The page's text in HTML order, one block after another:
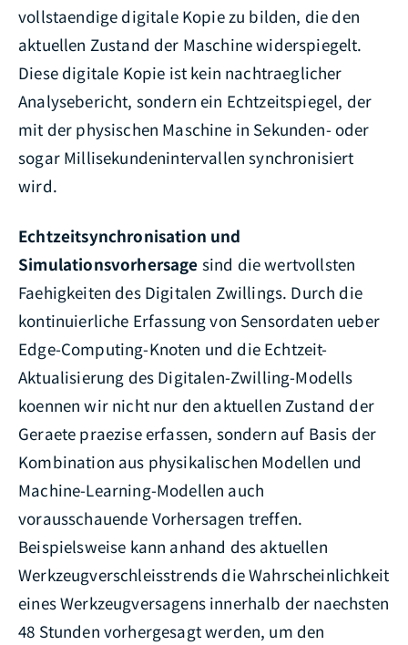
vollstaendige digitale Kopie zu bilden, die den
aktuellen Zustand der Maschine widerspiegelt.
Diese digitale Kopie ist kein nachtraeglicher
Analysebericht, sondern ein Echtzeitspiegel, der
mit der physischen Maschine in Sekunden- oder
sogar Millisekundenintervallen synchronisiert
wird.
Echtzeitsynchronisation und
Simulationsvorhersage sind die wertvollsten
Faehigkeiten des Digitalen Zwillings. Durch die
kontinuierliche Erfassung von Sensordaten ueber
Edge-Computing-Knoten und die Echtzeit-
Aktualisierung des Digitalen-Zwilling-Modells
koennen wir nicht nur den aktuellen Zustand der
Geraete praezise erfassen, sondern auf Basis der
Kombination aus physikalischen Modellen und
Machine-Learning-Modellen auch
vorausschauende Vorhersagen treffen.
Beispielsweise kann anhand des aktuellen
Werkzeugverschleisstrends die Wahrscheinlichkeit
eines Werkzeugversagens innerhalb der naechsten
48 Stunden vorhergesagt werden, um den